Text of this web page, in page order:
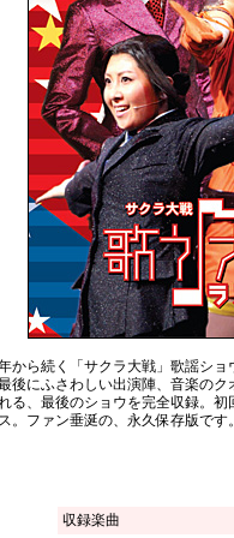
から続く「サクラ大戦」歌謡シ
後にふさわしい出演陣、音楽の
る、最後のショウを完全収録。
。ファン垂涎の、永久保存版です。
収録楽曲